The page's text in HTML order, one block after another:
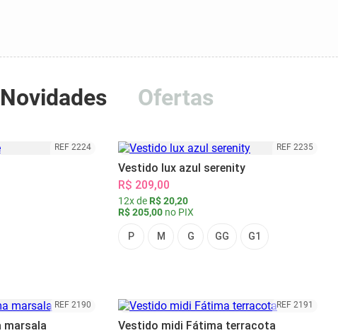
Novidades Ofertas
REF 2224 REF 2235
Vestido lux azul serenity
R$ 209,00
12x de R$ 20,20
R$ 205,00 no PIX
P M G GG G1
REF 2190
marsala
REF 2191
Vestido midi Fátima terracota